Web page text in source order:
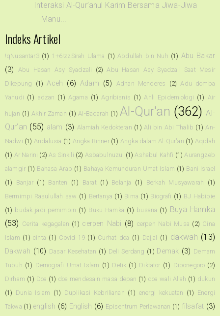
Interaksi Al-Qur’anul Karim Bersama Jiwa-Jiwa
Manu...
Indeks Artikel
!qNusantar3 (1) 1+6!zzSirah Ulama (1) Abdullah bin Nuh (1) Abu Bakar
(3)
Abu Hasan Asy Syadzali (2) Abu Hasan Asy Syadzali Saat Mesir
Dikepung
(1) Aceh (6) Adam (5) Adnan Menderes (2) Adu domba
Yahudi (1) adzan (1) Agama (1) Agribisnis (1) Ahli Epidemiologi (1) Air
hujan (1) Akhir Zaman (1) Al-Baqarah (1) Al-Qur'an (362) Al-
Qur’an (55) alam (3) Alamiah Kedokteran (1) Ali bin Abi Thalib (1) An-
Nadwi (1) Andalusia (1) Angka Binner (1) Angka dalam Al-Qur'an (1) Aqidah
(1) Ar Narini (2) As Sinkili (2) Asbabulnuzul (1) Ashabul Kahfi (1) Aurangzeb
alamgir (1) Bahasa Arab (1) Bahaya Kemunduran Umat Islam (1) Bani Israel
(1)
Banjar (1) Banten (1) Barat (1) Belanja (1) Berkah Musyawarah
(1)
Bermimpi Rasulullah saw (1) Bertanya (1) Bima (1) Biografi (1) BJ Habibie
(1) budak jadi pemimpin (1) Buku Hamka (1) busana (1) Buya Hamka
(53) Cerita kegagalan (1) cerpen Nabi (8) cerpen Nabi Musa (2) Cina
Islam (1) cinta (1) Covid 19 (1) Curhat doa (1) Dajjal (1) dakwah (13)
Dakwah (10) Dasar Kesehatan (1) Deli Serdang (1) Demak (3) Demam
Tubuh (1) Demografi Umat Islam (1) Detik (1) Diktator (1) Diponegoro (2)
Dirham (1) Doa (1) doa mendesain masa depan (1) doa wali Allah (1) dukun
(1) Dunia Islam (1) Duplikasi Kebrilianan (1) energi kekuatan (1) Energi
Takwa (1) english (6) English (6) Episentrum Perlawanan (1) filsafat (3)